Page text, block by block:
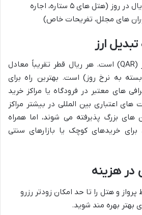
۱۵۰۰+ ریال در روز (هتل های ۵ ستاره، اجاره
های مجلل، تفریحات خاص)
ارز
واحد پول قطر، ریال قطر (QAR) است. هر ریال قطر تقریباً معادل
تومان (بسته به نرخ روز) است. بهترین راه برای
های معتبر در فرودگاه یا مراکز خرید
اعتباری بین المللی در بیشتر مراکز
های بزرگ پذیرفته می شوند، اما همراه
خریدهای کوچک یا بازارهای سنتی
در هزینه
پرواز و هتل را تا حد امکان زودتر رزرو
بهتر بهره مند شوید.